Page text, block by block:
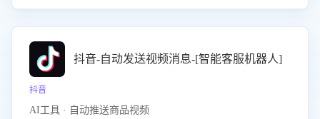
抖音-自动发送视频消息-[智能客服机器人]
抖音
AI工具 · 自动推送商品视频